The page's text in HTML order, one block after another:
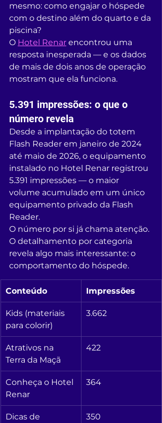
mesmo: como engajar o hóspede
com o destino além do quarto e da
piscina?
O Hotel Renar encontrou uma
resposta inesperada — e os dados
de mais de dois anos de operação
mostram que ela funciona.
5.391 impressões: o que o
número revela
Desde a implantação do totem
Flash Reader em janeiro de 2024
até maio de 2026, o equipamento
instalado no Hotel Renar registrou
5.391 impressões — o maior
volume acumulado em um único
equipamento privado da Flash
Reader.
O número por si já chama atenção.
O detalhamento por categoria
revela algo mais interessante: o
comportamento do hóspede.
Conteúdo Impressões
Kids (materiais
para colorir)
3.662
Atrativos na
Terra da Maçã
422
Conheça o Hotel
Renar
364
Dicas de
350